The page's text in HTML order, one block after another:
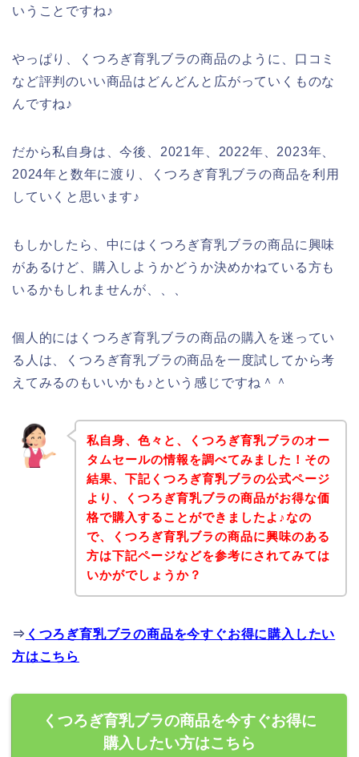
いうことですね♪
やっぱり、くつろぎ育乳ブラの商品のように、口コミ
など評判のいい商品はどんどんと広がっていくものな
んですね♪
だから私自身は、今後、2021年、2022年、2023年、
2024年と数年に渡り、くつろぎ育乳ブラの商品を利用
していくと思います♪
もしかしたら、中にはくつろぎ育乳ブラの商品に興味
があるけど、購入しようかどうか決めかねている方も
いるかもしれませんが、、、
個人的にはくつろぎ育乳ブラの商品の購入を迷ってい
る人は、くつろぎ育乳ブラの商品を一度試してから考
えてみるのもいいかも♪という感じですね＾＾
私自身、色々と、くつろぎ育乳ブラのオー
タムセールの情報を調べてみました！その
結果、下記くつろぎ育乳ブラの公式ページ
より、くつろぎ育乳ブラの商品がお得な価
格で購入することができましたよ♪なの
で、くつろぎ育乳ブラの商品に興味のある
方は下記ページなどを参考にされてみては
いかがでしょうか？
⇒ くつろぎ育乳ブラの商品を今すぐお得に購入したい
方はこちら
くつろぎ育乳ブラの商品を今すぐお得に
購入したい方はこちら